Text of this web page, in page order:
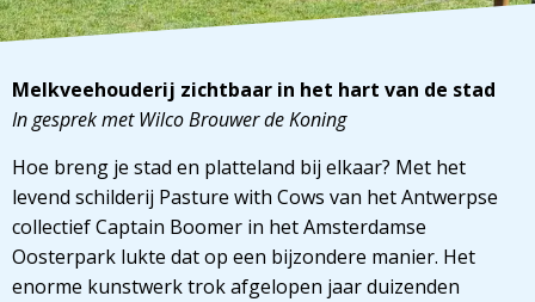
Melkveehouderij zichtbaar in het hart van de stad
In gesprek met Wilco Brouwer de Koning
Hoe breng je stad en platteland bij elkaar? Met het
levend schilderij Pasture with Cows van het Antwerpse
collectief Captain Boomer in het Amsterdamse
Oosterpark lukte dat op een bijzondere manier. Het
enorme kunstwerk trok afgelopen jaar duizenden